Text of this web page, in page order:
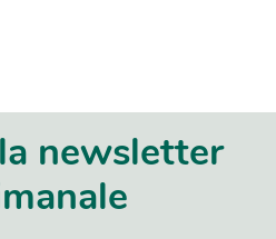
newsletter